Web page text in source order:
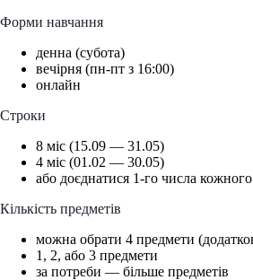
Форми навчання
денна (субота)
вечірня (пн-пт з 16:00)
онлайн
Строки
8 міс (15.09 — 31.05)
4 міс (01.02 — 30.05)
або доєднатися 1-го числа
Кількість предметів
можна обрати 4 предмети
1, 2, або 3 предмети
за потреби — більше предметів